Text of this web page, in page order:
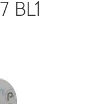
BL1